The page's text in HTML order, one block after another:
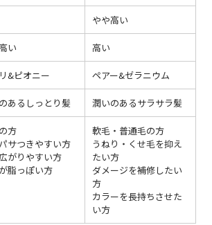
やや高い
い 高い
&ピオニー ペアー&ゼラニウム
あるしっとり髪 潤いのあるサラサラ髪
方
サつきやすい方
がりやすい方
脂っぽい方
軟毛・普通毛の方
うねり・くせ毛を抑え
たい方
ダメージを補修したい
方
カラーを長持ちさせた
い方